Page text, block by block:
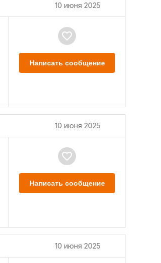
10 июня 2025
Написать сообщение
10 июня 2025
Написать сообщение
10 июня 2025